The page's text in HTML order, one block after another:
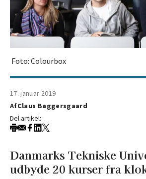
Foto: Colourbox
17. januar 2019
AfClaus Baggersgaard
Del artikel:
Danmarks Tekniske
udbyde 20 kurser fra